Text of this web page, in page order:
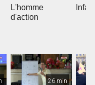
L'homme
d'action
26 min